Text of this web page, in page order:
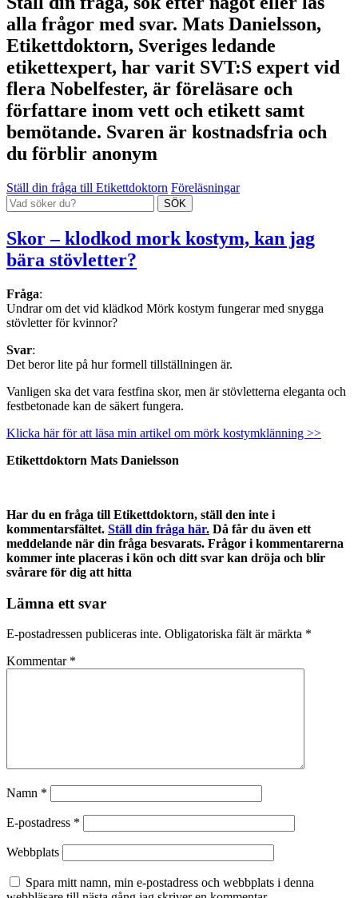
alla frågor med svar. Mats Danielsson,
Etikettdoktorn, Sveriges ledande
etikettexpert, har varit SVT:S expert vid
flera Nobelfester, är föreläsare och
författare inom vett och etikett samt
bemötande. Svaren är kostnadsfria och
du förblir anonym
Ställ din fråga till Etikettdoktorn Föreläsningar
Skor – klodkod mork kostym, kan jag
bära stövletter?
Fråga:
Undrar om det vid klädkod Mörk kostym fungerar med snygga
stövletter för kvinnor?
Svar:
Det beror lite på hur formell tillställningen är.
Vanligen ska det vara festfina skor, men är stövletterna eleganta och
festbetonade kan de säkert fungera.
Klicka här för att läsa min artikel om mörk kostymklänning >>
Etikettdoktorn Mats Danielsson
Har du en fråga till Etikettdoktorn, ställ den inte i
kommentarsfältet. Ställ din fråga här. Då får du även ett
meddelande när din fråga besvarats. Frågor i kommentarerna
kommer inte placeras i kön och ditt svar kan dröja och blir
svårare för dig att hitta
Lämna ett svar
E-postadressen publiceras inte. Obligatoriska fält är märkta *
Kommentar *
Namn *
E-postadress *
Webbplats
Spara mitt namn, min e-postadress och webbplats i denna